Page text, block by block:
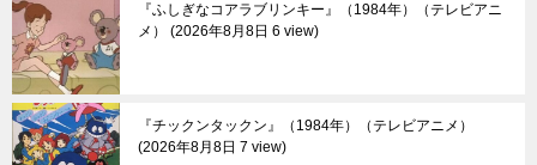
『ふしぎなコアラブリンキー』（1984年）（テレビアニ
メ）
2026年8月8日 6 view
『チックンタックン』（1984年）（テレビアニメ）
2026年8月8日 7 view